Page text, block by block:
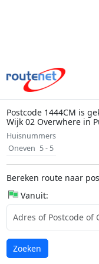
Postcode 1444CM is
Wijk 02 Overwhere in
Huisnummers
Oneven 5 - 5
Bereken route naar
Vanuit:
Laden...
Zoeken